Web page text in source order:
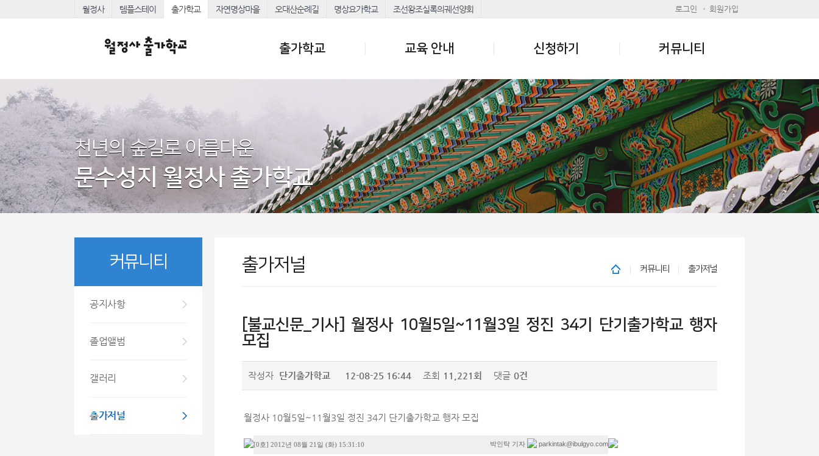
월정사 템플스테이 출가학교 자연명상마을 오대산순례길 명상요가학교 조선왕조실록의궤선양회 로그인 회원가입
출가학교 교육 안내 신청하기 커뮤니티
천년의 숲길로 아름다운
문수성지 월정사 출가학교
커뮤니티
공지사항
졸업앨범
갤러리
출가저널
커뮤니티 출가저널
출가저널
[불교신문_기사] 월정사 10월5일~11월3일 정진 34기 단기출가학교 행자
모집
작성자 단기출가학교 12-08-25 16:44 조회 11,221회 댓글 0건
월정사 10월5일~11월3일 정진 34기 단기출가학교 행자 모집
[0호] 2012년 08월 21일 (화) 15:31:10 박인탁 기자 parkintak@ibulgyo.com